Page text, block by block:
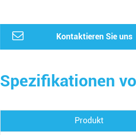
Kontaktieren Sie uns
Spezifikationen
Produkt